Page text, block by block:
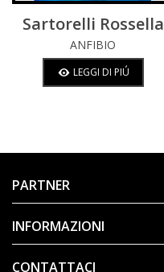
Sartorelli Rossella
ANFIBIO
LEGGI DI PIÚ
PARTNER
INFORMAZIONI
CONTATTACI